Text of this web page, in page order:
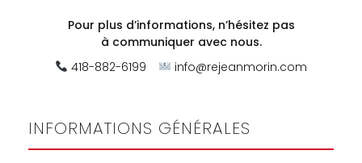
Pour plus d’informations, n’hésitez pas
à communiquer avec nous.
418-882-6199
info@rejeanmorin.com
INFORMATIONS GÉNÉRALES